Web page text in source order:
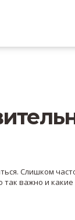
Слишком
важно и